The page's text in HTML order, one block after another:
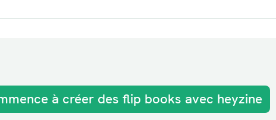
à créer des flip books avec heyzine